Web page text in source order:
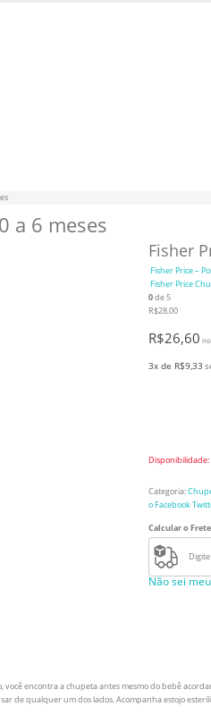
a 6 meses
Fisher
Fisher Price –
Fisher Price
0de 5
R$28,00
R$26,60
3x de R$9,33
Disponibilidade:
Categoria:
o Facebook
Calcular o Frete
Não sei
encontra a chupeta antes mesmo do bebê
de qualquer um dos lados. Acompanha estojo